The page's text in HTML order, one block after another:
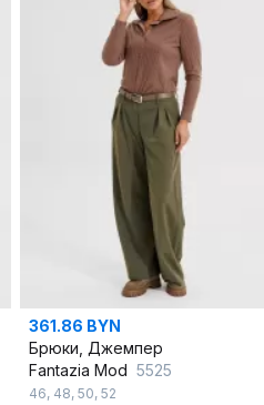
361.86 BYN
Брюки, Джемпер
Fantazia Mod 5525
46, 48, 50, 52